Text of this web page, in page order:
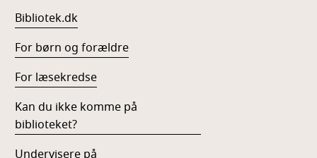
Bibliotek.dk
For børn og forældre
For læsekredse
Kan du ikke komme på
biblioteket?